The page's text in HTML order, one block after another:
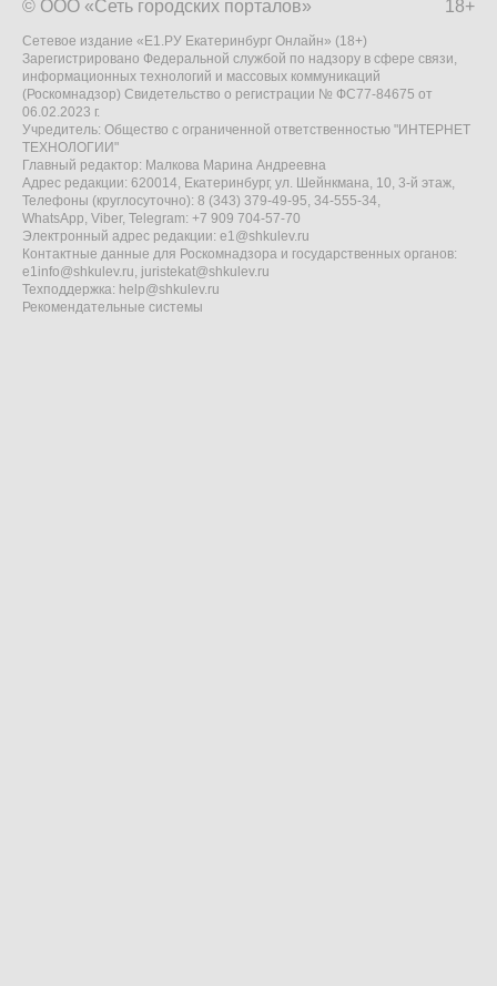
18+
© ООО «Сеть городских порталов»
Сетевое издание «Е1.РУ Екатеринбург Онлайн» (18+)
Зарегистрировано Федеральной службой по надзору в сфере связи,
информационных технологий и массовых коммуникаций
(Роскомнадзор) Свидетельство о регистрации № ФС77-84675 от
06.02.2023 г.
Учредитель: Общество с ограниченной ответственностью "ИНТЕРНЕТ
ТЕХНОЛОГИИ"
Главный редактор: Малкова Марина Андреевна
Адрес редакции: 620014, Екатеринбург, ул. Шейнкмана, 10, 3-й этаж,
Телефоны (круглосуточно): 8 (343) 379-49-95, 34-555-34,
WhatsApp, Viber, Telegram: +7 909 704-57-70
Электронный адрес редакции: e1@shkulev.ru
Контактные данные для Роскомнадзора и государственных органов:
e1info@shkulev.ru, juristekat@shkulev.ru
Техподдержка: help@shkulev.ru
Рекомендательные системы